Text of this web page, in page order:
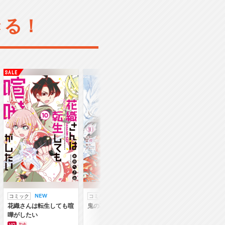
！
コミック
花織さんは転生しても喧
嘩がしたい
コミック
鬼の花嫁